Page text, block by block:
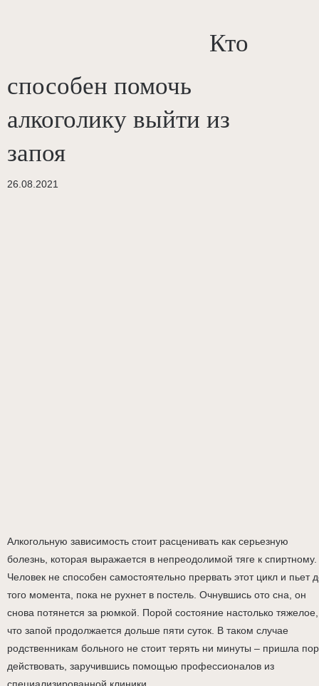
Кто
способен помочь
алкоголику выйти из
запоя
26.08.2021
Алкогольную зависимость стоит расценивать как серьезную
болезнь, которая выражается в непреодолимой тяге к спиртному.
Человек не способен самостоятельно прервать этот цикл и пьет
того момента, пока не рухнет в постель. Очнувшись ото сна, он
снова потянется за рюмкой. Порой состояние настолько тяжелое,
что запой продолжается дольше пяти суток. В таком случае
родственникам больного не стоит терять ни минуты – пришла
действовать, заручившись помощью профессионалов из